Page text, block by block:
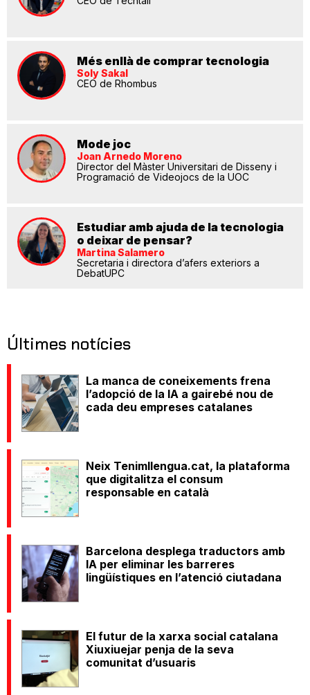
Més enllà de comprar tecnologia
Soly Sakal
CEO de Rhombus
Mode joc
Joan Arnedo Moreno
Director del Màster Universitari de Disseny i
Programació de Videojocs de la UOC
Estudiar amb ajuda de la tecnologia
o deixar de pensar?
Martina Salamero
Secretaria i directora d’afers exteriors a
DebatUPC
Últimes notícies
La manca de coneixements frena
l’adopció de la IA a gairebé nou de
cada deu empreses catalanes
Neix Tenimllengua.cat, la plataforma
que digitalitza el consum
responsable en català
Barcelona desplega traductors amb
IA per eliminar les barreres
lingüístiques en l’atenció ciutadana
El futur de la xarxa social catalana
Xiuxiuejar penja de la seva
comunitat d’usuaris